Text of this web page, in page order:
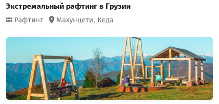
Экстремальный рафтинг в Грузии
Рафтинг Махунцети, Кеда